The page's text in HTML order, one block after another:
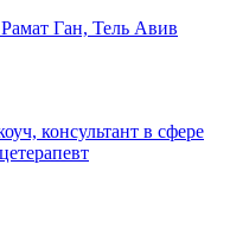
Ган, Тель Авив
консультант в сфере